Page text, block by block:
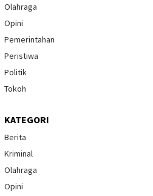
Olahraga
Opini
Pemerintahan
Peristiwa
Politik
Tokoh
KATEGORI
Berita
Kriminal
Olahraga
Opini